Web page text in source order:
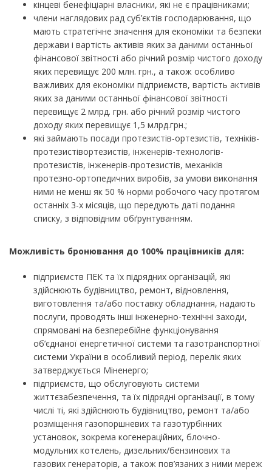
кінцеві бенефіціарні власники, які не є працівниками;
члени наглядових рад суб’єктів господарювання, що
мають стратегічне значення для економіки та безпеки
держави і вартість активів яких за даними останньої
фінансової звітності або річний розмір чистого доходу
яких перевищує 200 млн. грн., а також особливо
важливих для економіки підприємств, вартість активів
яких за даними останньої фінансової звітності
перевищує 2 млрд. грн. або річний розмір чистого
доходу яких перевищує 1,5 млрд.грн.;
які займають посади протезистів-ортезистів, техніків-
протезистівортезистів, інженерів-технологів-
протезистів, інженерів-протезистів, механіків
протезно-ортопедичних виробів, за умови виконання
ними не менш як 50 % норми робочого часу протягом
останніх 3-х місяців, що передують даті подання
списку, з відповідним обґрунтуванням.
Можливість бронювання до 100% працівників для:
підприємств ПЕК та їх підрядних організацій, які
здійснюють будівництво, ремонт, відновлення,
виготовлення та/або поставку обладнання, надають
послуги, проводять інші інженерно-технічні заходи,
спрямовані на безперебійне функціонування
об’єднаної енергетичної системи та газотранспортної
системи України в особливий період, перелік яких
затверджується Міненерго;
підприємств, що обслуговують системи
життєзабезпечення, та їх підрядні організації, в тому
числі ті, які здійснюють будівництво, ремонт та/або
розміщення газопоршневих та газотурбінних
установок, зокрема когенераційних, блочно-
модульних котелень, дизельних/бензинових та
газових генераторів, а також пов’язаних з ними мереж